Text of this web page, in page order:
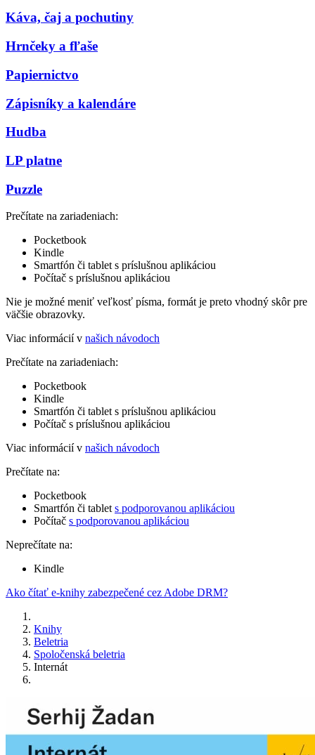
Káva, čaj a pochutiny
Hrnčeky a fľaše
Papiernictvo
Zápisníky a kalendáre
Hudba
LP platne
Puzzle
Prečítate na zariadeniach:
Pocketbook
Kindle
Smartfón či tablet s príslušnou aplikáciou
Počítač s príslušnou aplikáciou
Nie je možné meniť veľkosť písma, formát je preto vhodný skôr pre
väčšie obrazovky.
Viac informácií v našich návodoch
Prečítate na zariadeniach:
Pocketbook
Kindle
Smartfón či tablet s príslušnou aplikáciou
Počítač s príslušnou aplikáciou
Viac informácií v našich návodoch
Prečítate na:
Pocketbook
Smartfón či tablet s podporovanou aplikáciou
Počítač s podporovanou aplikáciou
Neprečítate na:
Kindle
Ako čítať e-knihy zabezpečené cez Adobe DRM?
Knihy
Beletria
Spoločenská beletria
Internát